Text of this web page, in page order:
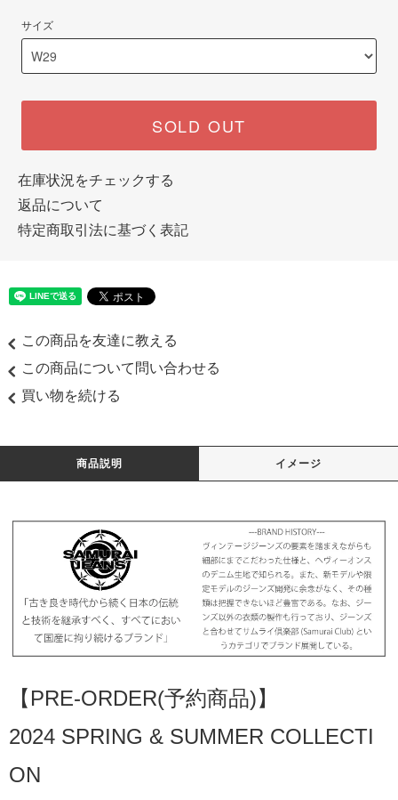
サイズ
SOLD OUT
在庫状況をチェックする
返品について
特定商取引法に基づく表記
この商品を友達に教える
この商品について問い合わせる
買い物を続ける
商品説明 イメージ
【PRE-ORDER(予約商品)】
2024 SPRING & SUMMER COLLECTI
ON